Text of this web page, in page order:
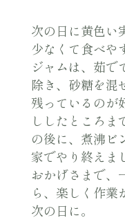
次の日に黄色い
少なくて食べや
ジャムは、茹で
除き、砂糖を混
残っているのが
ししたところま
の後に、煮沸ビ
家でやり終えま
おかげさまで、
ら、楽しく作業
次の日に。